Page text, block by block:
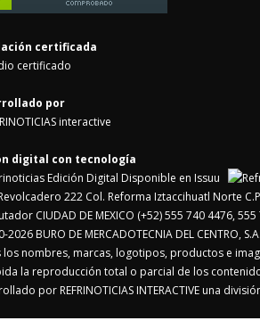
certificada
por
digital con tecnología
222 Col. Reforma Iztaccihuatl Norte
CIUDAD DE MEXICO (+52) 555 740 4476,
2026 BURO DE MERCADOTECNIA DEL CENTRO,
los nombres, marcas, logotipos, productos e
la reproducción total o parcial de los
por REFRINOTICIAS INTERACTIVE una